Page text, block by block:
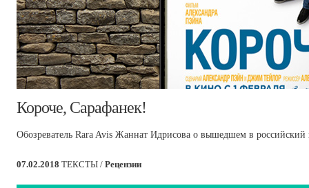
​Короче, Сарафанек!
Обозреватель Rara Avis Жаннат Идрисова о вышедшем в российский
07.02.2018 ТЕКСТЫ / Рецензии